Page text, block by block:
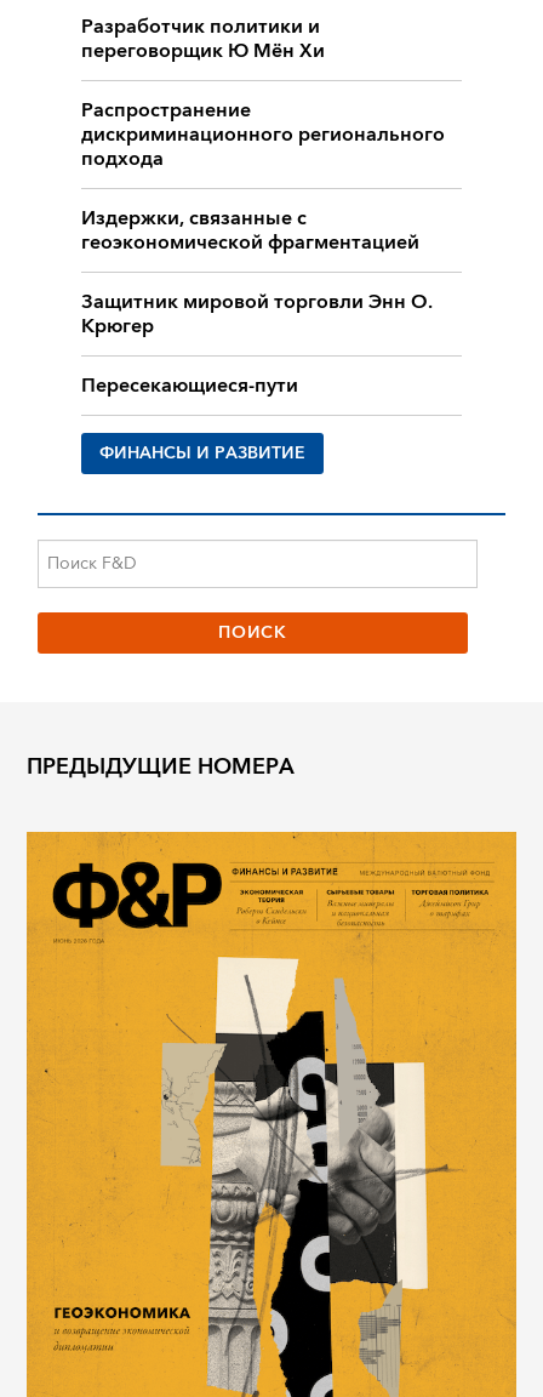
Разработчик политики и
переговорщик Ю Мён Хи
Распространение
дискриминационного регионального
подхода
Издержки, связанные с
геоэкономической фрагментацией
Защитник мировой торговли Энн О.
Крюгер
Пересекающиеся-пути
ФИНАНСЫ И РАЗВИТИЕ
ПРЕДЫДУЩИЕ НОМЕРА